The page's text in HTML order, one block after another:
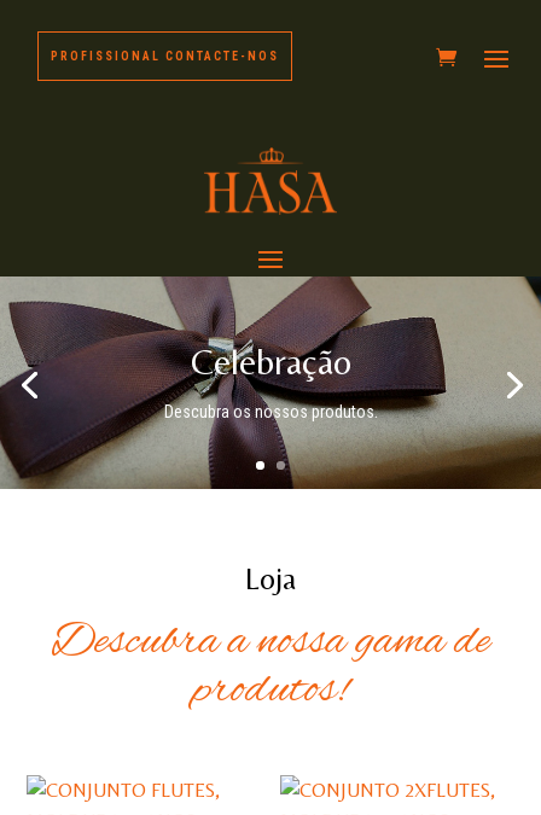
PROFISSIONAL CONTACTE-NOS
Celebração
Descubra os nossos produtos.
Loja
Descubra a nossa gama de
produtos!